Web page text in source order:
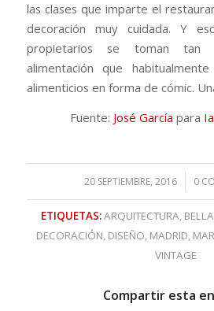
las clases que imparte el
decoración muy cuidada. Y
propietarios se toman tan
alimentación que
alimenticios en forma de cómic.
Fuente: José García para
20 SEPTIEMBRE, 2016
/ 0
ETIQUETAS:ARQUITECTURA,
DECORACIÓN, DISEÑO, MADRID,
VINTAGE
Compartir esta